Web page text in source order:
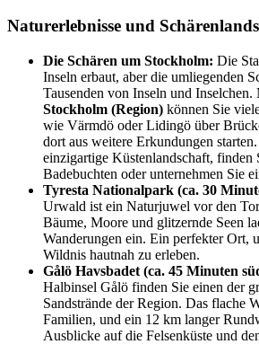
Naturerlebnisse und
Die Schären um Stockholm: Die
Inseln erbaut, aber die umliegenden
Tausenden von Inseln und
Stockholm (Region) können Sie
wie Värmdö oder Lidingö über
dort aus weitere Erkundungen
einzigartige Küstenlandschaft, finden
Badebuchten oder unternehmen Sie
Tyresta Nationalpark (ca. 30
Urwald ist ein Naturjuwel vor den
Bäume, Moore und glitzernde Seen
Wanderungen ein. Ein perfekter Ort,
Wildnis hautnah zu erleben.
Gålö Havsbadet (ca. 45 Minuten
Halbinsel Gålö finden Sie einen der
Sandstrände der Region. Das flache
Familien, und ein 12 km langer
Ausblicke auf die Felsenküste und